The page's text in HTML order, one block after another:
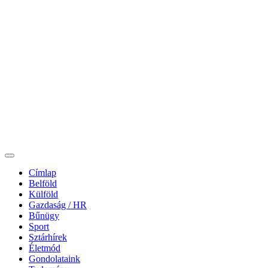
Címlap
Belföld
Külföld
Gazdaság / HR
Bűnügy
Sport
Sztárhírek
Életmód
Gondolataink